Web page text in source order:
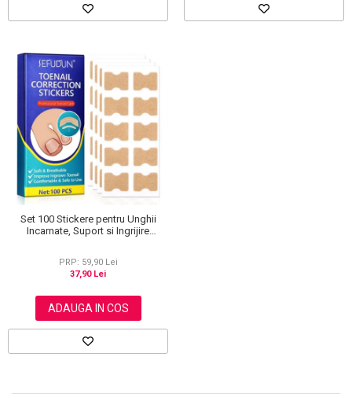
Set 100 Stickere pentru Unghii
Incarnate, Suport si Ingrijire
PRP: 59,90 Lei
37,90 Lei
ADAUGA IN COS